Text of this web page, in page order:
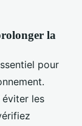
la
pour
les